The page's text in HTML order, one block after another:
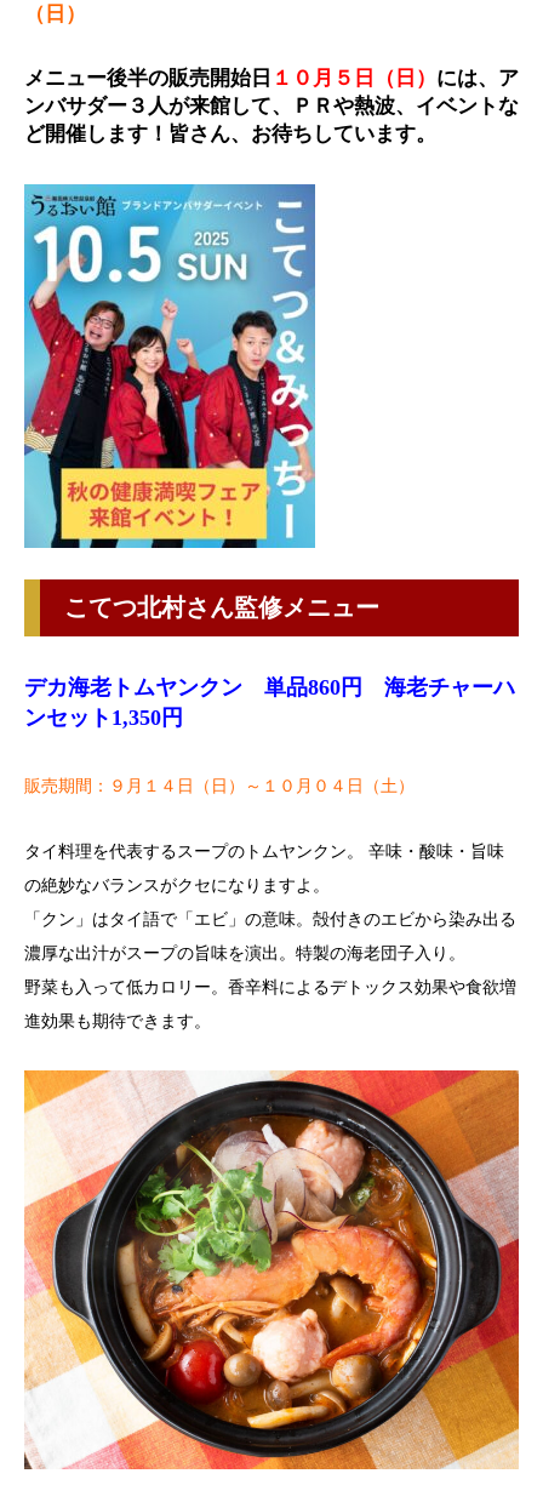
（日）
メニュー後半の販売開始日 １０月５日（日） には、ア
ンバサダー３人が来館して、ＰＲや熱波、イベントな
ど開催します！皆さん、お待ちしています。
こてつ北村さん監修メニュー
デカ海老トムヤンクン 単品860円 海老チャーハ
ンセット1,350円
販売期間：９月１４日（日）～１０月０４日（土）
タイ料理を代表するスープのトムヤンクン。 辛味・酸味・旨味
の絶妙なバランスがクセになりますよ。
「クン」はタイ語で「エビ」の意味。殻付きのエビから染み出る
濃厚な出汁がスープの旨味を演出。特製の海老団子入り。
野菜も入って低カロリー。香辛料によるデトックス効果や食欲増
進効果も期待できます。